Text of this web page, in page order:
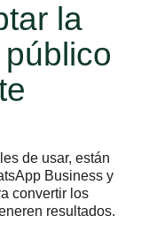
la
de usar, están
Business y
convertir los
resultados.